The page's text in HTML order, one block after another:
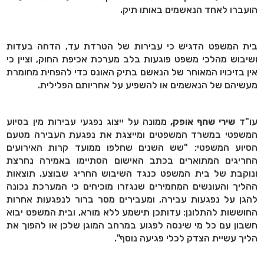
הועברו לאחד הנאשמים באותו תיק.
בית המשפט הדגיש כי עבירות של הטרדת עד, הדחה בעדות
ושיבוש מהלכי משפט פוגעות בלב מערכת אכיפת החוק, וציין כי
אין בזיכויו המאוחר של הנאשם בתיק האונס כדי להפחית מחומרת
מעשיהם של הנאשמים או להשפיע על אחריותם הפלילית.
עו"דשירי שחף אופק,ממונה על ייצוג נפגעי עבירות מין בסיוע
המשפטי במשרד המשפטים ומייצגת את נפגעת העבירה מטעם
הסיוע המשפטי: "שש השנים שחלפו ממועד קרות האירועים
החריגים המתוארים בכתב האישום הסתיימו באמירה נחרצת
ונוקבת של בית המשפט כנגד השיבוש החריג שבוצע. תוצאות
ההליך והעונשים המחמירים שנגזרו מוכיחים כי המערכת נכונה
להגן על נפגעות עבירה, ומעבירים מסר ברור לנפגעות אחרות
החוששות להתלונן: עדותכן תישמע ללא מורא, ובית המשפט יבוא
חשבון עם כל מי שינסה לפגוע במרחב המוגן שלכן או להפוך את
הליך עשיית הצדק לכלי פגיעה נוסף".